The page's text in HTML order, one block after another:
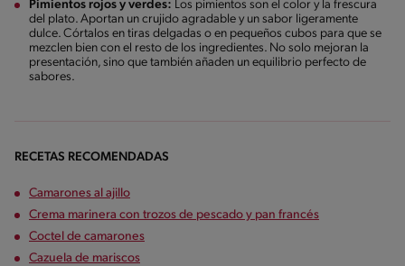
Pimientos rojos y verdes: Los pimientos son el color y la frescura
del plato. Aportan un crujido agradable y un sabor ligeramente
dulce. Córtalos en tiras delgadas o en pequeños cubos para que se
mezclen bien con el resto de los ingredientes. No solo mejoran la
presentación, sino que también añaden un equilibrio perfecto de
sabores.
RECETAS RECOMENDADAS
Camarones al ajillo
Crema marinera con trozos de pescado y pan francés
Coctel de camarones
Cazuela de mariscos